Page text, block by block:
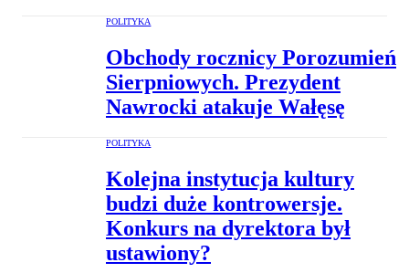
POLITYKA
Obchody rocznicy Porozumień
Sierpniowych. Prezydent
Nawrocki atakuje Wałęsę
POLITYKA
Kolejna instytucja kultury
budzi duże kontrowersje.
Konkurs na dyrektora był
ustawiony?